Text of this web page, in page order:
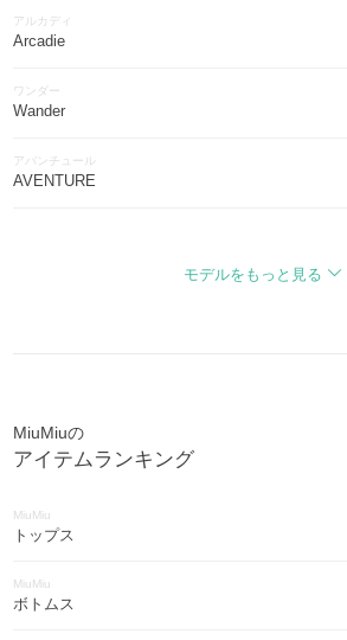
MiuMiu
その他ファッション(62)
MiuMiu
スマホケース・テックアクセサリー(58)
腕時計(1)
アルカディ
Arcadie
ワンダー
Wander
アバンチュール
AVENTURE
モデルをもっと見る
MiuMiuの
アイテムランキング
MiuMiu
トップス
MiuMiu
ボトムス